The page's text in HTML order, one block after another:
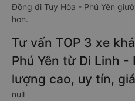
Đồng đi Tuy Hòa - Phú Yên
hơn.
Tư vấn TOP 3 xe
Phú Yên từ Di Linh
lượng cao, uy tín,
null